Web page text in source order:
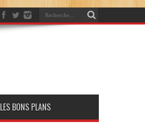
LES BONS PLANS